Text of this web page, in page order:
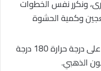
ونكرر نفس الخطوات
وكمية الحشوة
إدخال الصينية الفرن المشغل على درجة حرارة 180 درجة
الذهبي.